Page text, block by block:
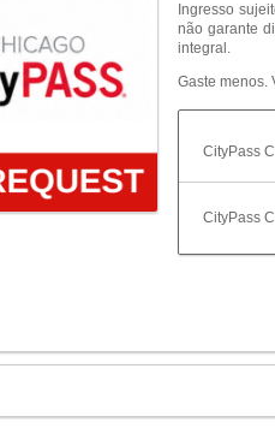
Ingresso
não garante
integral.
Gaste menos.
CityPass
CityPass